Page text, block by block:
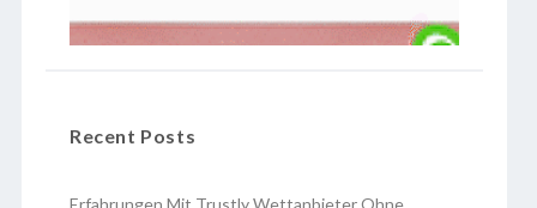
Recent Posts
Erfahrungen Mit Trustly Wettanbieter Ohne